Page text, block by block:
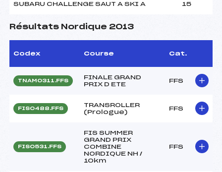
SUBARU CHALLENGE SAUT A SKI A 15
Résultats Nordique 2013
Codex Course Cat.
TNAM0311.FFS
FINALE GRAND
PRIX D ETE
FFS
FIS0488.FFS
TRANSROLLER
(Prologue)
FFS
FIS0531.FFS
FIS SUMMER
GRAND PRIX
COMBINE
NORDIQUE NH /
10km
FFS